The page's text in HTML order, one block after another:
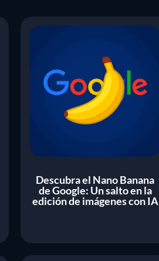
Descubra el Nano Banana
de Google: Un salto en la
edición de imágenes con IA